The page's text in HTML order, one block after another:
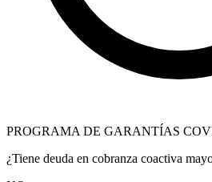
PROGRAMA DE GARANTÍAS
¿Tiene deuda en cobranza coactiva